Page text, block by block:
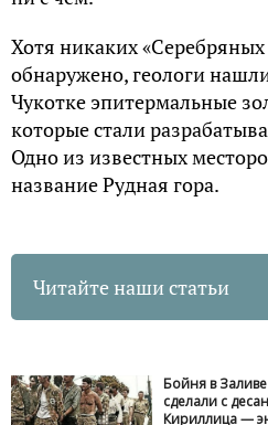
Хотя никаких
обнаружено, геологи
Чукотке эпитермальные
которые стали
Одно из известных
название Рудная гора.
Читайте наши статьи
Бойня в
сделали с
Кириллица —